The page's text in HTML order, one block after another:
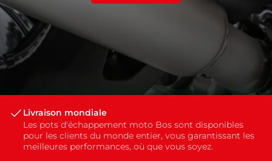
Livraison mondiale
Les pots d'échappement moto Bos sont disponibles
pour les clients du monde entier, vous garantissant les
meilleures performances, où que vous soyez.